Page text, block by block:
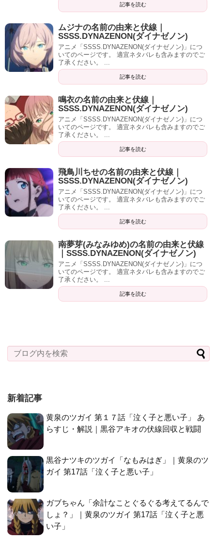
記事を読む
ムジナの名前の由来と伏線｜
SSSS.DYNAZENON(ダイナゼノン)
アニメ「SSSS.DYNAZENON(ダイナゼノン)」につ
いてのページです。 適宜ネタバレも含みますのでご
了承ください。 ...
記事を読む
鳴衣の名前の由来と伏線｜
SSSS.DYNAZENON(ダイナゼノン)
アニメ「SSSS.DYNAZENON(ダイナゼノン)」につ
いてのページです。 適宜ネタバレも含みますのでご
了承ください。 ...
記事を読む
飛鳥川ちせの名前の由来と伏線｜
SSSS.DYNAZENON(ダイナゼノン)
アニメ「SSSS.DYNAZENON(ダイナゼノン)」につ
いてのページです。 適宜ネタバレも含みますのでご
了承ください。 ...
記事を読む
南夢芽(みなみゆめ)の名前の由来と伏線
｜SSSS.DYNAZENON(ダイナゼノン)
アニメ「SSSS.DYNAZENON(ダイナゼノン)」につ
いてのページです。 適宜ネタバレも含みますのでご
了承ください。 ...
記事を読む
新着記事
黄泉のツガイ 第１７話「泣く子と悪い子」 あ
らすじ・解説｜黒谷アキオの伏線回収と戦闘
黒谷ナツキのツガイ「なもみはぎ」｜黄泉のツ
ガイ 第17話「泣く子と悪い子」
ガブちゃん「余計なことぐるぐる考えてるんで
しょ？」｜黄泉のツガイ 第17話「泣く子と悪
い子」